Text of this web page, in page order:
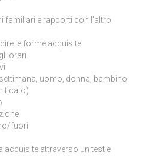
familiari e rapporti con l’altro
le forme acquisite
orari
uomo, donna, bambino
fuori
acquisite attraverso un test e